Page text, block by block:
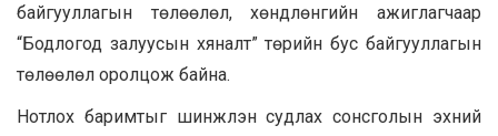
байгууллагын төлөөлөл, хөндлөнгийн ажиглагчаар
“Бодлогод залуусын хяналт” төрийн бус байгууллагын
төлөөлөл оролцож байна.
Нотлох баримтыг шинжлэн судлах сонсголын эхний